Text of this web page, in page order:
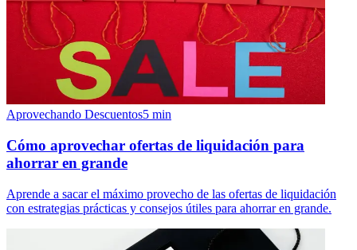
Aprovechando Descuentos5 min
Cómo aprovechar ofertas de liquidación para
ahorrar en grande
Aprende a sacar el máximo provecho de las ofertas de liquidación
con estrategias prácticas y consejos útiles para ahorrar en grande.